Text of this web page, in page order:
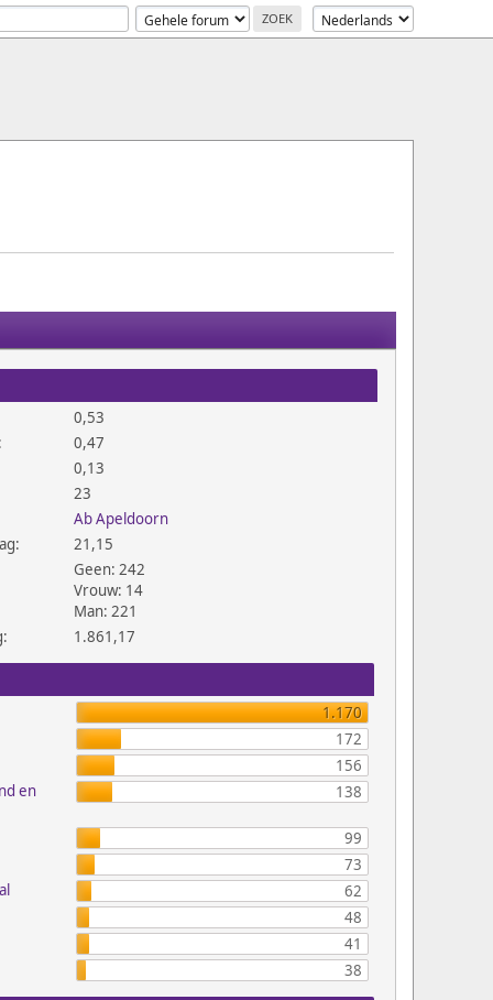
0,53
0,47
0,13
23
Ab Apeldoorn
21,15
Geen: 242
Vrouw: 14
Man: 221
1.861,17
1.170
172
156
en
138
99
73
62
48
41
38